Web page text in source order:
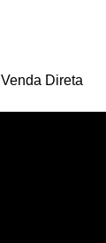
Venda Direta